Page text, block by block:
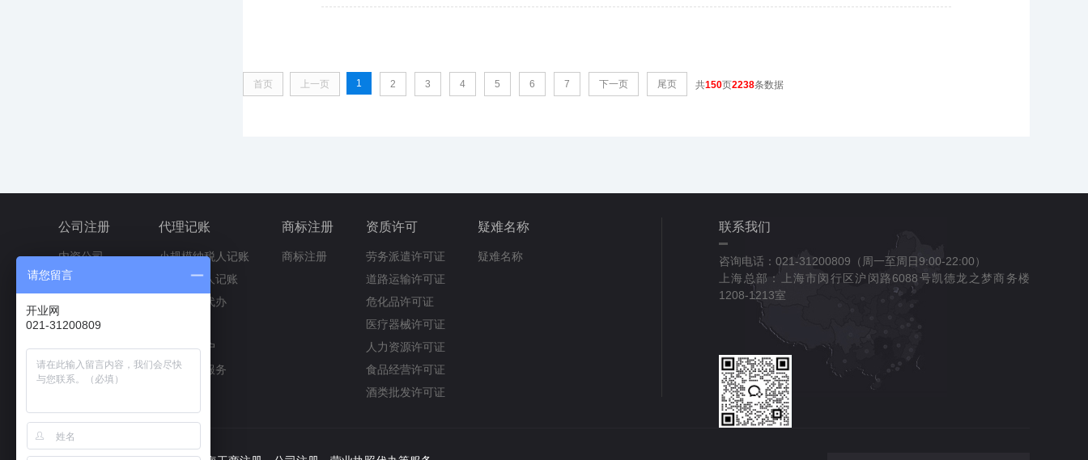
首页 上一页 1 2 3 4 5 6 7 下一页 尾页 共150页2238条数据
公司注册
内资公司
外资公司
个人独资企业
有限合伙企业
有限分公司
代理记账
小规模纳税人记账
一般纳税人记账
涉税事项代办
公积金开户
人事代理服务
商标注册
商标注册
资质许可
劳务派遣许可证
道路运输许可证
危化品许可证
医疗器械许可证
人力资源许可证
食品经营许可证
酒类批发许可证
疑难名称
疑难名称
联系我们
咨询电话：021-31200809（周一至周日9:00-22:00）
上海总部：上海市闵行区沪闵路6088号凯德龙之梦商务楼
1208-1213室
请您留言
开业网
021-31200809